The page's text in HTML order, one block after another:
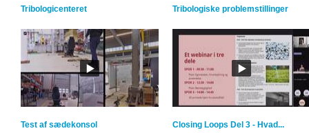
Tribologicenteret Tribologiske problemstillinger
Test af sædekonsol Closing Loops Del 3 - Hvad...